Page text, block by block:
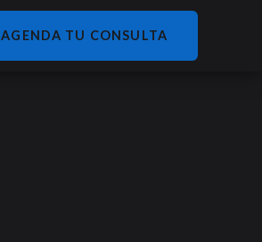
AGENDA TU CONSULTA